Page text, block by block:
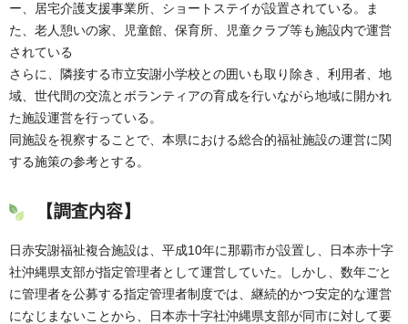
ー、居宅介護支援事業所、ショートステイが設置されている。ま
た、老人憩いの家、児童館、保育所、児童クラブ等も施設内で運営
されている
さらに、隣接する市立安謝小学校との囲いも取り除き、利用者、地
域、世代間の交流とボランティアの育成を行いながら地域に開かれ
た施設運営を行っている。
同施設を視察することで、本県における総合的福祉施設の運営に関
する施策の参考とする。
【調査内容】
日赤安謝福祉複合施設は、平成10年に那覇市が設置し、日本赤十字
社沖縄県支部が指定管理者として運営していた。しかし、数年ごと
に管理者を公募する指定管理者制度では、継続的かつ安定的な運営
になじまないことから、日本赤十字社沖縄県支部が同市に対して要